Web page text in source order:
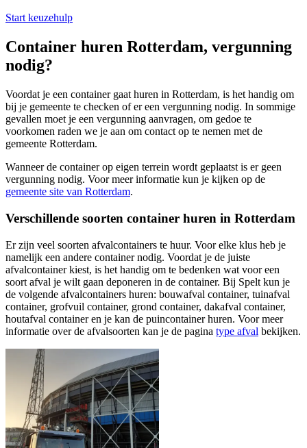
Start keuzehulp
Container huren Rotterdam, vergunning
nodig?
Voordat je een container gaat huren in Rotterdam, is het handig om
bij je gemeente te checken of er een vergunning nodig. In sommige
gevallen moet je een vergunning aanvragen, om gedoe te
voorkomen raden we je aan om contact op te nemen met de
gemeente Rotterdam.
Wanneer de container op eigen terrein wordt geplaatst is er geen
vergunning nodig. Voor meer informatie kun je kijken op de
gemeente site van Rotterdam.
Verschillende soorten container huren in Rotterdam
Er zijn veel soorten afvalcontainers te huur. Voor elke klus heb je
namelijk een andere container nodig. Voordat je de juiste
afvalcontainer kiest, is het handig om te bedenken wat voor een
soort afval je wilt gaan deponeren in de container. Bij Spelt kun je
de volgende afvalcontainers huren: bouwafval container, tuinafval
container, grofvuil container, grond container, dakafval container,
houtafval container en je kan de puincontainer huren. Voor meer
informatie over de afvalsoorten kan je de pagina type afval bekijken.